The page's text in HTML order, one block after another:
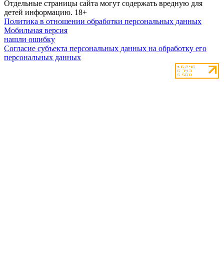
Отдельные страницы сайта могут содержать вредную для
детей информацию. 18+
Политика в отношении обработки персональных данных
Мобильная версия
нашли ошибку
Согласие субъекта персональных данных на обработку его
персональных данных